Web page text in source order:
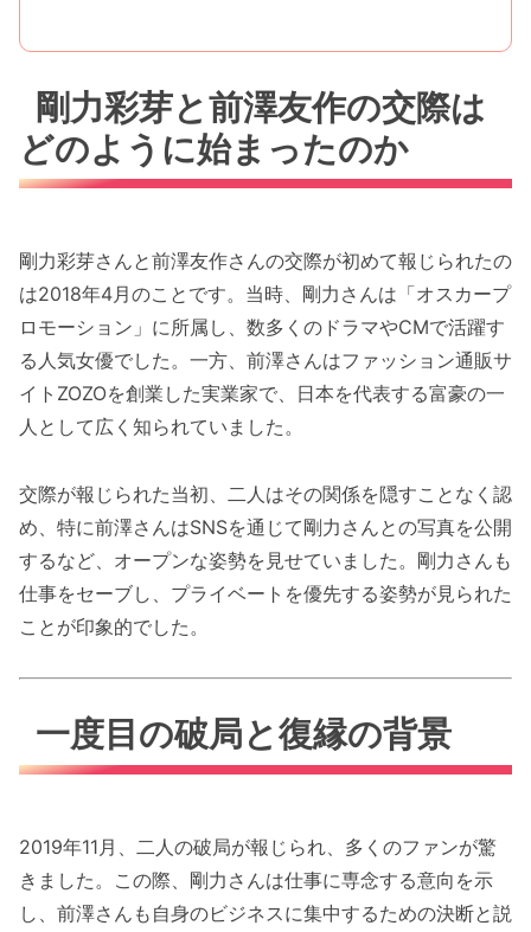
剛力彩芽と前澤友作の交際は
どのように始まったのか
剛力彩芽さんと前澤友作さんの交際が初めて報じられたの
は2018年4月のことです。当時、剛力さんは「オスカープ
ロモーション」に所属し、数多くのドラマやCMで活躍す
る人気女優でした。一方、前澤さんはファッション通販サ
イトZOZOを創業した実業家で、日本を代表する富豪の一
人として広く知られていました。
交際が報じられた当初、二人はその関係を隠すことなく認
め、特に前澤さんはSNSを通じて剛力さんとの写真を公開
するなど、オープンな姿勢を見せていました。剛力さんも
仕事をセーブし、プライベートを優先する姿勢が見られた
ことが印象的でした。
一度目の破局と復縁の背景
2019年11月、二人の破局が報じられ、多くのファンが驚
きました。この際、剛力さんは仕事に専念する意向を示
し、前澤さんも自身のビジネスに集中するための決断と説